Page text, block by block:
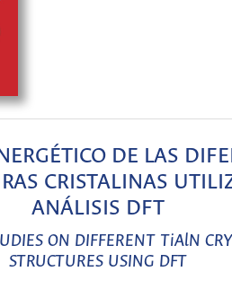
DE LAS
CRISTALINAS
ANÁLISIS DFT
ON DIFFERENT TiAlN
STRUCTURES USING DFT